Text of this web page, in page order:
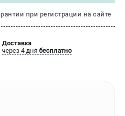
при регистрации на сайте
Доставка
через 4 дня бесплатно